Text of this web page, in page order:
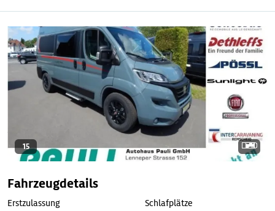
15
Fahrzeugdetails
Erstzulassung Schlafplätze